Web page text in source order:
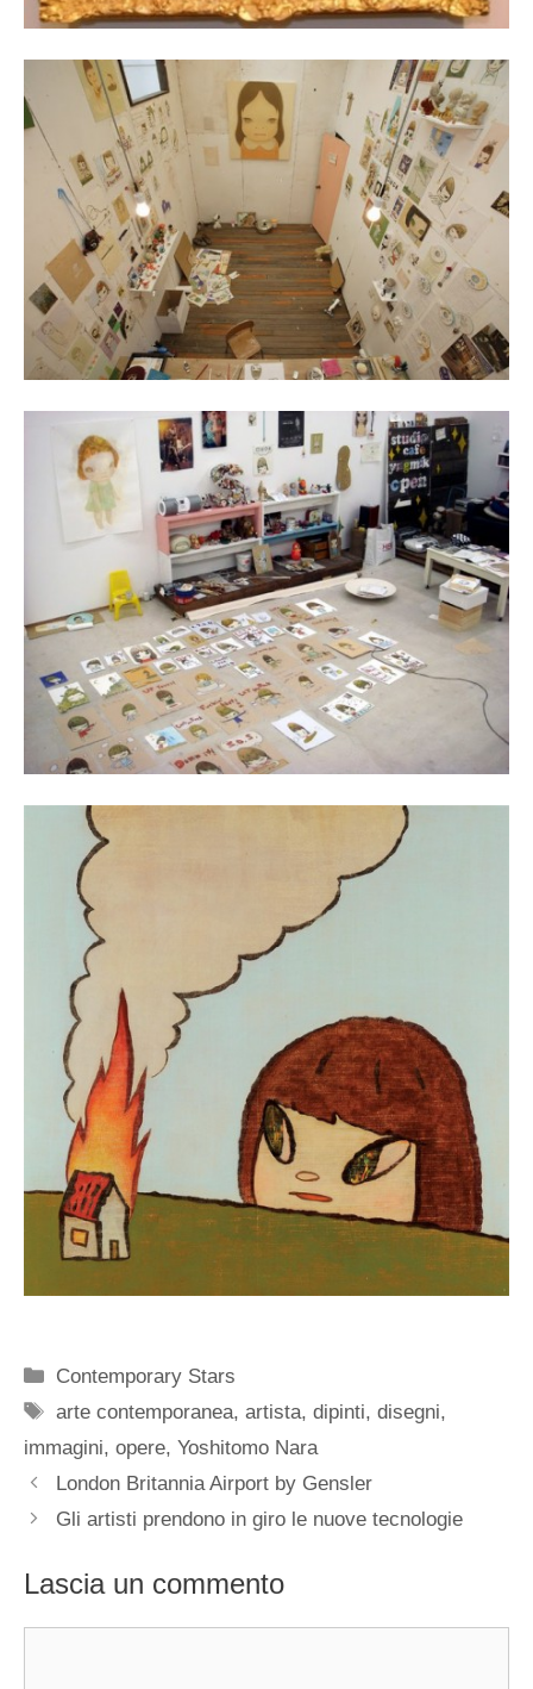
Categorie
Contemporary Stars
Tag
arte contemporanea,artista,dipinti,disegni,
immagini, opere, Yoshitomo Nara
London Britannia Airport by Gensler
Gli artisti prendono in giro le nuove tecnologie
Lascia un commento